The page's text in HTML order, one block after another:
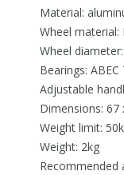
Material:
Wheel material:
Wheel
Bearings: ABEC
Adjustable
Dimensions: 67
Weight limit:
Weight: 2kg
Recommended